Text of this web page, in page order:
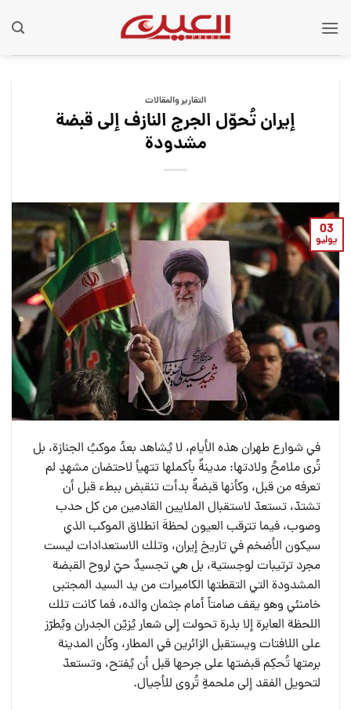
التقارير والمقالات
إيران تُحوّل الجرج النازف إلى قبضة
مشدودة
03
يوليو
في شوارع طهران هذه الأيام، لا يُشاهد بعدُ موكبُ الجنازة، بل
تُرى ملامحُ ولادتها: مدينةٌ بأكملها تتهيأ لاحتضان مشهدٍ لم
تعرفه من قبل، وكأنها قبضةٌ بدأت تنقبض ببطء قبل أن
تشتدّ، تستعدّ لاستقبال الملايين القادمين من كل حدب
وصوب، فيما تترقب العيون لحظةَ انطلاق الموكب الذي
سيكون الأضخم في تاريخ إيران، وتلك الاستعدادات ليست
مجرد ترتيبات لوجستية، بل هي تجسيدٌ حيّ لروح القبضة
المشدودة التي التقطتها الكاميرات من يد السيد المجتبى
خامنئي وهو يقف صامتاً أمام جثمان والده، فما كانت تلك
اللحظة العابرة إلا بذرة تحولت إلى شعار يُزيّن الجدران ويُطرّز
على اللافتات ويستقبل الزائرين في المطار، وكأن المدينة
برمتها تُحكِم قبضتها على جرحها قبل أن يُفتح، وتستعدّ
لتحويل الفقد إلى ملحمةٍ تُروى للأجيال.